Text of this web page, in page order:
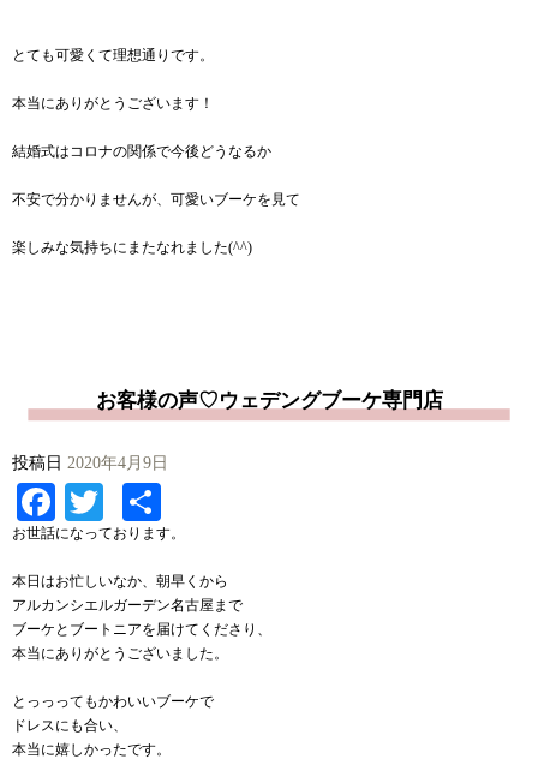
とても可愛くて理想通りです。
本当にありがとうございます！
結婚式はコロナの関係で今後どうなるか
不安で分かりませんが、可愛いブーケを見て
楽しみな気持ちにまたなれました(^^)
お客様の声♡ウェデングブーケ専門店
投稿日 2020年4月9日
Facebook
Twitter
有
お世話になっております。
本日はお忙しいなか、朝早くから
アルカンシエルガーデン名古屋まで
ブーケとブートニアを届けてくださり、
本当にありがとうございました。
とっっってもかわいいブーケで
ドレスにも合い、
本当に嬉しかったです。